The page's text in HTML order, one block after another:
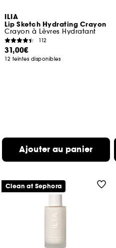
ILIA
Lip Sketch Hydrating Crayon
Crayon à Lèvres Hydratant
112
31,00€
12 teintes disponibles
Ajouter au panier
Clean at Sephora